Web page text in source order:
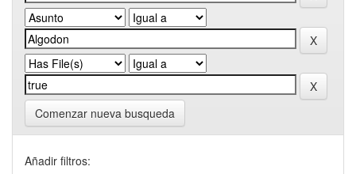
Comenzar nueva busqueda
Añadir filtros: